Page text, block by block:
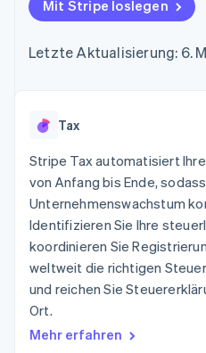
Zugriff auf mehr als
Terminal
Optimierung der
Autorisierungsraten
Link
Beschleunigter
Bezahlvorgang
Financial
Connections
Verbundene
Finanzdaten
Mehr
Product roadmap
SaaS
KI-
Creator
Gaming
Bewirtung,
Freizeit
Medien und
Öffentlicher
Marktplatz
geht´s
Verwaltung
Diensten
Ressourcen
Code-
Produkt-
Karriere
Stripe
Kontakt
Sales-Team
Partner
Mit Stripe loslegen
Letzte Aktualisierung: 6.
Tax
Stripe Tax automatisiert
von Anfang bis Ende,
Unternehmenswachstum
Identifizieren Sie Ihre
koordinieren Sie
weltweit die richtigen
und reichen Sie
Ort.
Mehr erfahren